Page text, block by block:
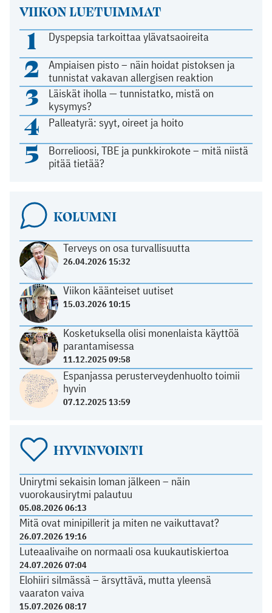
VIIKON LUETUIMMAT
1 Dyspepsia tarkoittaa ylävatsaoireita
2
Ampiaisen pisto – näin hoidat pistoksen ja
tunnistat vakavan allergisen reaktion
3
Läiskät iholla — tunnistatko, mistä on
kysymys?
4 Palleatyrä: syyt, oireet ja hoito
5
Borrelioosi, TBE ja punkkirokote – mitä niistä
pitää tietää?
KOLUMNI
Terveys on osa turvallisuutta
26.04.2026 15:32
Viikon käänteiset uutiset
15.03.2026 10:15
Kosketuksella olisi monenlaista käyttöä
parantamisessa
11.12.2025 09:58
Espanjassa perusterveydenhuolto toimii
hyvin
07.12.2025 13:59
HYVINVOINTI
Unirytmi sekaisin loman jälkeen – näin
vuorokausirytmi palautuu
05.08.2026 06:13
Mitä ovat minipillerit ja miten ne vaikuttavat?
26.07.2026 19:16
Luteaalivaihe on normaali osa kuukautiskiertoa
24.07.2026 07:04
Elohiiri silmässä – ärsyttävä, mutta yleensä
vaaraton vaiva
15.07.2026 08:17